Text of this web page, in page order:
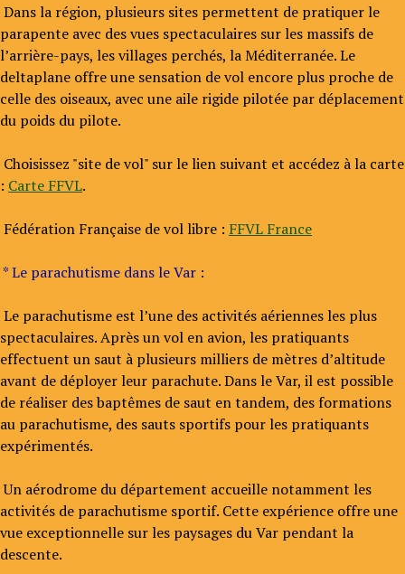
Dans la région, plusieurs sites permettent de pratiquer le
parapente avec des vues spectaculaires sur les massifs de
l’arrière-pays, les villages perchés, la Méditerranée. Le
deltaplane offre une sensation de vol encore plus proche de
celle des oiseaux, avec une aile rigide pilotée par déplacement
du poids du pilote.
Choisissez "site de vol" sur le lien suivant et accédez à la carte
: Carte FFVL.
Fédération Française de vol libre : FFVL France
* Le parachutisme dans le Var :
Le parachutisme est l’une des activités aériennes les plus
spectaculaires. Après un vol en avion, les pratiquants
effectuent un saut à plusieurs milliers de mètres d’altitude
avant de déployer leur parachute. Dans le Var, il est possible
de réaliser des baptêmes de saut en tandem, des formations
au parachutisme, des sauts sportifs pour les pratiquants
expérimentés.
Un aérodrome du département accueille notamment les
activités de parachutisme sportif. Cette expérience offre une
vue exceptionnelle sur les paysages du Var pendant la
descente.